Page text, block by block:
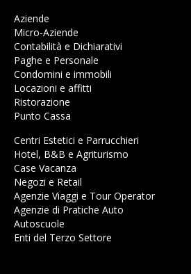
Aziende
Micro-Aziende
Contabilità e Dichiarativi
Paghe e Personale
Condomini e immobili
Locazioni e affitti
Ristorazione
Punto Cassa
Centri Estetici e Parrucchieri
Hotel, B&B e Agriturismo
Case Vacanza
Negozi e Retail
Agenzie Viaggi e Tour Operator
Agenzie di Pratiche Auto
Autoscuole
Enti del Terzo Settore